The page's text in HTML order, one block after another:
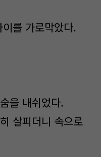
를 가로막았다.
을 내쉬었다.
살피더니 속으로